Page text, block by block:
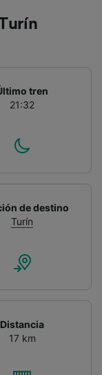
tren
21:32
de destino
Turín
Distancia
17 km